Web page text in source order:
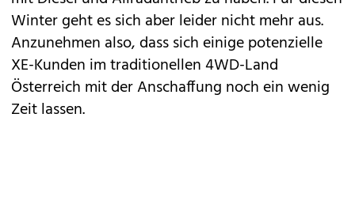
Winter geht es sich aber leider nicht mehr aus.
Anzunehmen also, dass sich einige potenzielle
XE-Kunden im traditionellen 4WD-Land
Österreich mit der Anschaffung noch ein wenig
Zeit lassen.